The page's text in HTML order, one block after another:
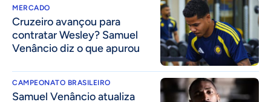
MERCADO
Cruzeiro avançou para
contratar Wesley? Samuel
Venâncio diz o que apurou
CAMPEONATO BRASILEIRO
Samuel Venâncio atualiza